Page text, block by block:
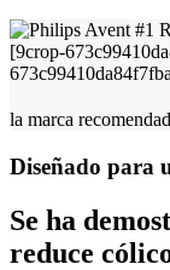
la marca
Diseñado para
Se ha
reduce